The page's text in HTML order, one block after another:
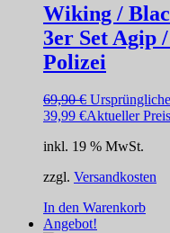
Wiking /
3er Set Agip
Polizei
69,90€
39,99 €Aktueller
inkl. 19 % MwSt.
zzgl. Versandkosten
In den Warenkorb
Angebot!